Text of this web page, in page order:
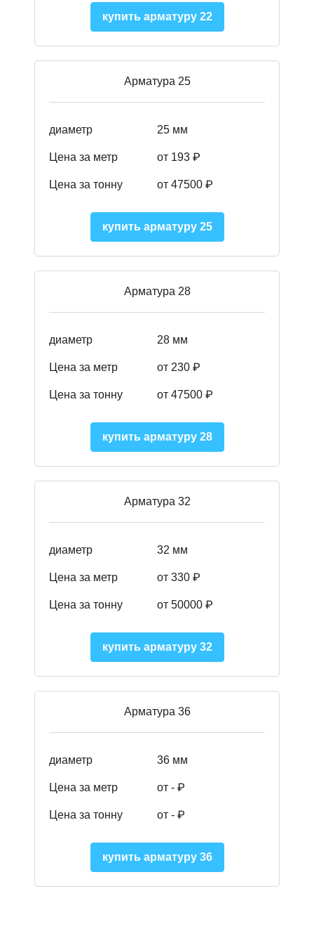
купить арматуру 22
Арматура 25
диаметр 25 мм
Цена за метр от 193 ₽
Цена за тонну от 47500 ₽
купить арматуру 25
Арматура 28
диаметр 28 мм
Цена за метр от 230 ₽
Цена за тонну от 47500 ₽
купить арматуру 28
Арматура 32
диаметр 32 мм
Цена за метр от 330 ₽
Цена за тонну от 50000 ₽
купить арматуру 32
Арматура 36
диаметр 36 мм
Цена за метр от - ₽
Цена за тонну от - ₽
купить арматуру 36